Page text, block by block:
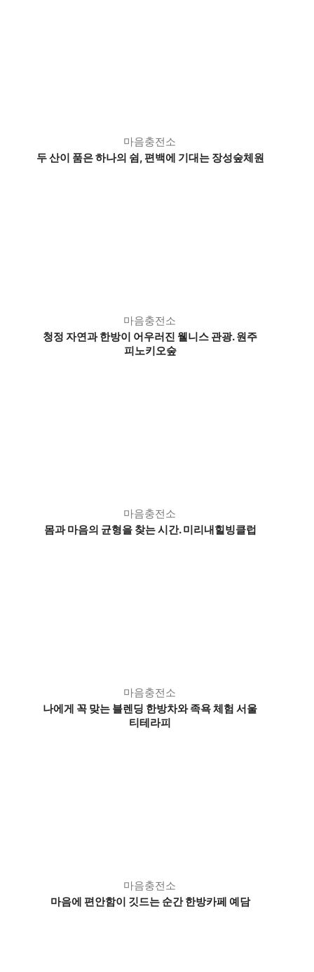
마음충전소
두 산이 품은 하나의 쉼, 편백에 기대는 장성숲체원
마음충전소
청정 자연과 한방이 어우러진 웰니스 관광. 원주
피노키오숲
마음충전소
몸과 마음의 균형을 찾는 시간. 미리내힐빙클럽
마음충전소
나에게 꼭 맞는 블렌딩 한방차와 족욕 체험 서울
티테라피
마음충전소
마음에 편안함이 깃드는 순간 한방카페 예담